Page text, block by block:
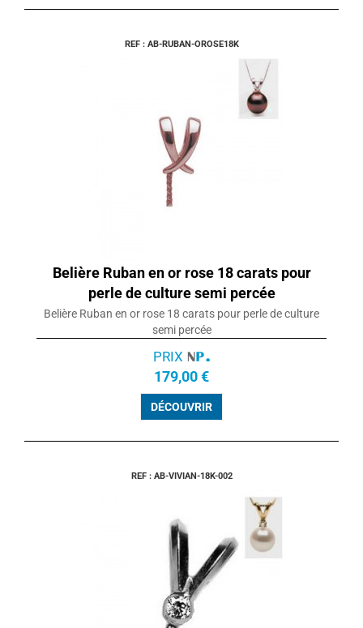
REF : AB-RUBAN-OROSE18K
Belière Ruban en or rose 18 carats pour
perle de culture semi percée
Belière Ruban en or rose 18 carats pour perle de culture
semi percée
PRIX
179,00 €
DÉCOUVRIR
REF : AB-VIVIAN-18K-002